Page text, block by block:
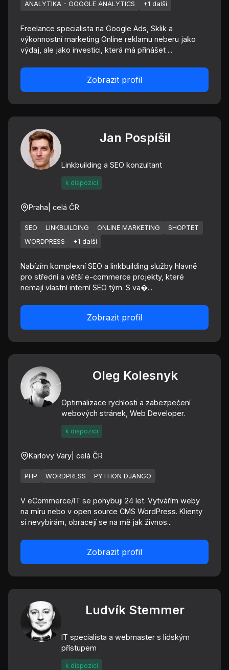
ANALYTIKA - GOOGLE ANALYTICS +1 další
Freelance specialista na Google Ads, Sklik a
výkonnostní marketing Online reklamu neberu jako
výdaj, ale jako investici, která má přinášet ...
Zobrazit profil
Jan Pospíšil
Linkbuilding a SEO konzultant
k dispozici
Praha | celá ČR
SEO LINKBUILDING ONLINE MARKETING
SHOPTET
WORDPRESS
+1 další
Nabízím komplexní SEO a linkbuilding služby hlavně
pro střední a větší e-commerce projekty, které
nemají vlastní interní SEO tým. S va�...
Zobrazit profil
Oleg Kolesnyk
Optimalizace rychlosti a zabezpečení
webových stránek, Web Developer.
k dispozici
Karlovy Vary | celá ČR
PHP WORDPRESS PYTHON DJANGO
V eCommerce/IT se pohybuji 24 let. Vytvářím weby
na míru nebo v open source CMS WordPress. Klienty
si nevybírám, obracejí se na mě jak živnos...
Zobrazit profil
Ludvík Stemmer
IT specialista a webmaster s lidským
přístupem
k dispozici